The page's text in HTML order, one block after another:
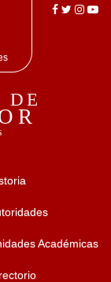
Académicas